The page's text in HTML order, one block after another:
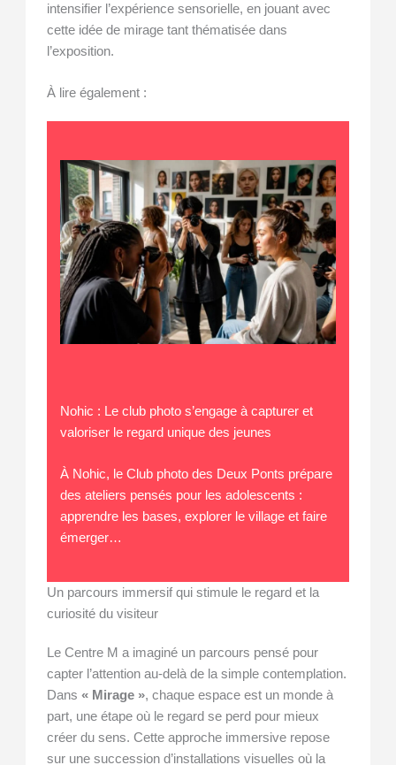
intensifier l’expérience sensorielle, en jouant avec
cette idée de mirage tant thématisée dans
l’exposition.
À lire également :
Nohic : Le club photo s’engage à capturer et
valoriser le regard unique des jeunes
À Nohic, le Club photo des Deux Ponts prépare
des ateliers pensés pour les adolescents :
apprendre les bases, explorer le village et faire
émerger…
Un parcours immersif qui stimule le regard et la
curiosité du visiteur
Le Centre M a imaginé un parcours pensé pour
capter l’attention au-delà de la simple contemplation.
Dans« Mirage », chaque espace est un monde à
part, une étape où le regard se perd pour mieux
créer du sens. Cette approche immersive repose
sur une succession d’installations visuelles où la